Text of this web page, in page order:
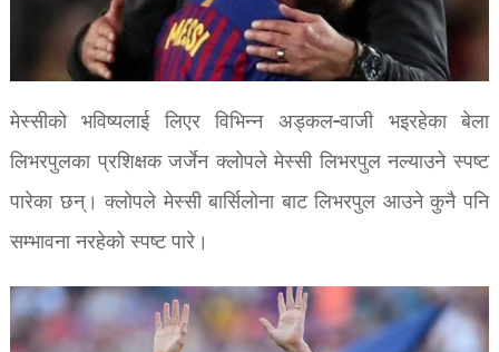
मेस्सीको भविष्यलाई लिएर विभिन्न अड्कल-वाजी भइरहेका बेला
लिभरपुलका प्रशिक्षक जर्जेन क्लोपले मेस्सी लिभरपुल नल्याउने स्पष्ट
पारेका छन्। क्लोपले मेस्सी बार्सिलोना बाट लिभरपुल आउने कुनै पनि
सम्भावना नरहेको स्पष्ट पारे।